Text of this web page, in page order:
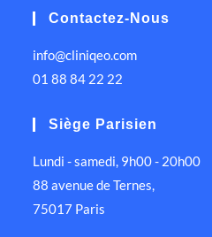
Contactez-Nous
info@cliniqeo.com
01 88 84 22 22
Siège Parisien
Lundi - samedi, 9h00 - 20h00
88 avenue de Ternes,
75017 Paris